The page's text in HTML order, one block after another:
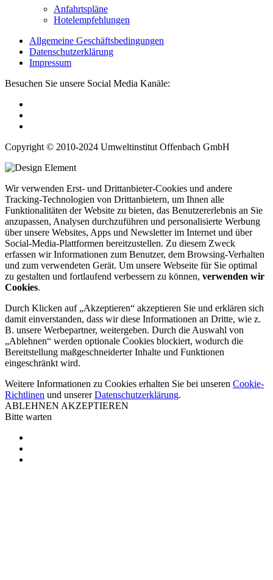
Anfahrtspläne
Hotelempfehlungen
Allgemeine Geschäftsbedingungen
Datenschutzerklärung
Impressum
Besuchen Sie unsere Social Media Kanäle:
Copyright © 2010-2024 Umweltinstitut Offenbach GmbH
Wir verwenden Erst- und Drittanbieter-Cookies und andere
Tracking-Technologien von Drittanbietern, um Ihnen alle
Funktionalitäten der Website zu bieten, das Benutzererlebnis an Sie
anzupassen, Analysen durchzuführen und personalisierte Werbung
über unsere Websites, Apps und Newsletter im Internet und über
Social-Media-Plattformen bereitzustellen. Zu diesem Zweck
erfassen wir Informationen zum Benutzer, dem Browsing-Verhalten
und zum verwendeten Gerät. Um unsere Webseite für Sie optimal
zu gestalten und fortlaufend verbessern zu können, verwenden wir
Cookies.
Durch Klicken auf „Akzeptieren“ akzeptieren Sie und erklären sich
damit einverstanden, dass wir diese Informationen an Dritte, wie z.
B. unsere Werbepartner, weitergeben. Durch die Auswahl von
„Ablehnen“ werden optionale Cookies blockiert, wodurch die
Bereitstellung maßgeschneiderter Inhalte und Funktionen
eingeschränkt wird.
Weitere Informationen zu Cookies erhalten Sie bei unseren Cookie-
Richtlinen und unsererDatenschutzerklärung.
ABLEHNEN AKZEPTIEREN
Bitte warten